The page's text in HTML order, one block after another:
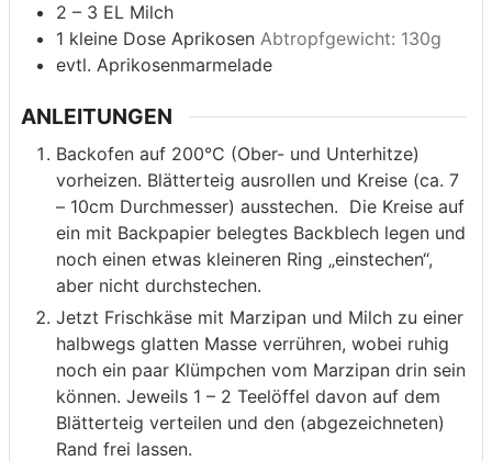
2 – 3 EL Milch
1 kleine Dose Aprikosen Abtropfgewicht: 130g
evtl. Aprikosenmarmelade
ANLEITUNGEN
Backofen auf 200°C (Ober- und Unterhitze)
vorheizen. Blätterteig ausrollen und Kreise (ca. 7
– 10cm Durchmesser) ausstechen. Die Kreise auf
ein mit Backpapier belegtes Backblech legen und
noch einen etwas kleineren Ring „einstechen“,
aber nicht durchstechen.
Jetzt Frischkäse mit Marzipan und Milch zu einer
halbwegs glatten Masse verrühren, wobei ruhig
noch ein paar Klümpchen vom Marzipan drin sein
können. Jeweils 1 – 2 Teelöffel davon auf dem
Blätterteig verteilen und den (abgezeichneten)
Rand frei lassen.